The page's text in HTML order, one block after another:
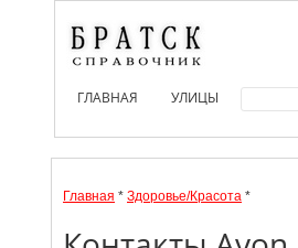
ГЛАВНАЯ УЛИЦЫ
Главная * Здоровье/Красота *